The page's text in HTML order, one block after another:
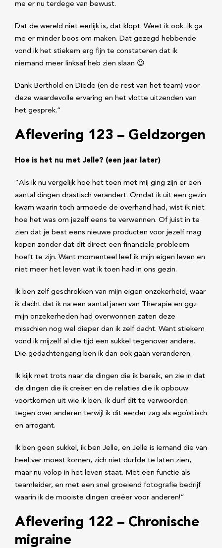
me er nu terdege van bewust.
Dat de wereld niet eerlijk is, dat klopt. Weet ik ook. Ik ga
me er minder boos om maken. Dat gezegd hebbende
vond ik het stiekem erg fijn te constateren dat ik
niemand meer linksaf heb zien slaan 😉
Dank Berthold en Diede (en de rest van het team) voor
deze waardevolle ervaring en het vlotte uitzenden van
het gesprek.”
Aflevering 123 – Geldzorgen
Hoe is het nu met Jelle? (een jaar later)
“Als ik nu vergelijk hoe het toen met mij ging zijn er een
aantal dingen drastisch verandert. Omdat ik uit een gezin
kwam waarin toch armoede de overhand had, wist ik niet
hoe het was om jezelf eens te verwennen. Of juist in te
zien dat je best eens nieuwe producten voor jezelf mag
kopen zonder dat dit direct een financiële probleem
hoeft te zijn. Want momenteel leef ik mijn eigen leven en
niet meer het leven wat ik toen had in ons gezin.
Ik ben zelf geschrokken van mijn eigen onzekerheid, waar
ik dacht dat ik na een aantal jaren van Therapie en ggz
mijn onzekerheden had overwonnen zaten deze
misschien nog wel dieper dan ik zelf dacht. Want stiekem
vond ik mijzelf al die tijd een sukkel tegenover andere.
Die gedachtengang ben ik dan ook gaan veranderen.
Ik kijk met trots naar de dingen die ik bereik, en zie in dat
de dingen die ik creëer en de relaties die ik opbouw
voortkomen uit wie ik ben. Ik durf dit te verwoorden
tegen over anderen terwijl ik dit eerder zag als egoïstisch
en arrogant.
Ik ben geen sukkel, ik ben Jelle, en Jelle is iemand die van
heel ver moest komen, zich niet durfde te laten zien,
maar nu volop in het leven staat. Met een functie als
teamleider, en met een snel groeiend fotografie bedrijf
waarin ik de mooiste dingen creëer voor anderen!”
Aflevering 122 – Chronische
migraine